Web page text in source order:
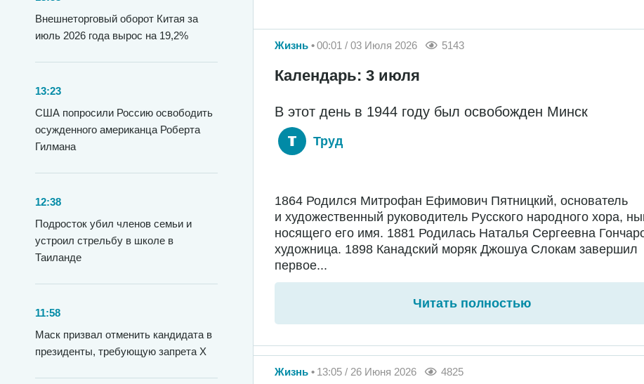
Внешнеторговый оборот Китая за
июль 2026 года вырос на 19,2%
13:23
США попросили Россию освободить
осужденного американца Роберта
Гилмана
12:38
Подросток убил членов семьи и
устроил стрельбу в школе в
Таиланде
11:58
Маск призвал отменить кандидата в
президенты, требующую запрета X
Жизнь 00:01 / 03 Июля 2026 5143
Календарь: 3 июля
В этот день в 1944 году был освобожден Минск
Труд
1864 Родился Митрофан Ефимович Пятницкий, основатель
и художественный руководитель Русского народного хора,
носящего его имя. 1881 Родилась Наталья Сергеевна
художница. 1898 Канадский моряк Джошуа Слокам завершил
первое...
Читать полностью
Жизнь 13:05 / 26 Июня 2026 4825